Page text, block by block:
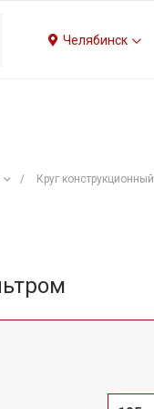
Челябинск
/ Круг конструкционный